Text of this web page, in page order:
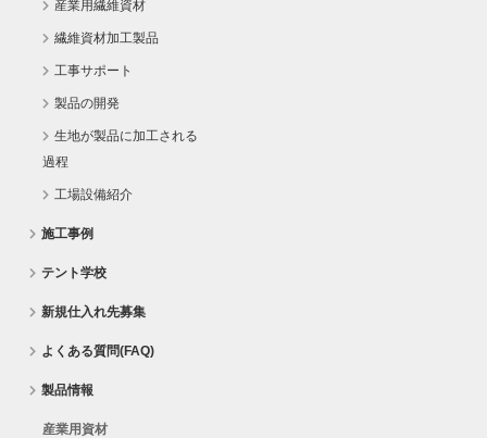
産業用繊維資材
繊維資材加工製品
工事サポート
製品の開発
生地が製品に加工される
過程
工場設備紹介
施工事例
テント学校
新規仕入れ先募集
よくある質問(FAQ)
製品情報
産業用資材